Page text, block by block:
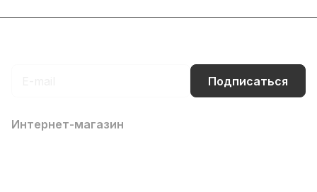
Подписаться
Интернет-магазин